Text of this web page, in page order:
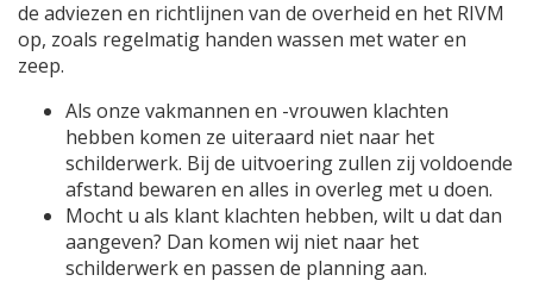
de adviezen en richtlijnen van de overheid en het RIVM
op, zoals regelmatig handen wassen met water en
zeep.
Als onze vakmannen en -vrouwen klachten
hebben komen ze uiteraard niet naar het
schilderwerk. Bij de uitvoering zullen zij voldoende
afstand bewaren en alles in overleg met u doen.
Mocht u als klant klachten hebben, wilt u dat dan
aangeven? Dan komen wij niet naar het
schilderwerk en passen de planning aan.